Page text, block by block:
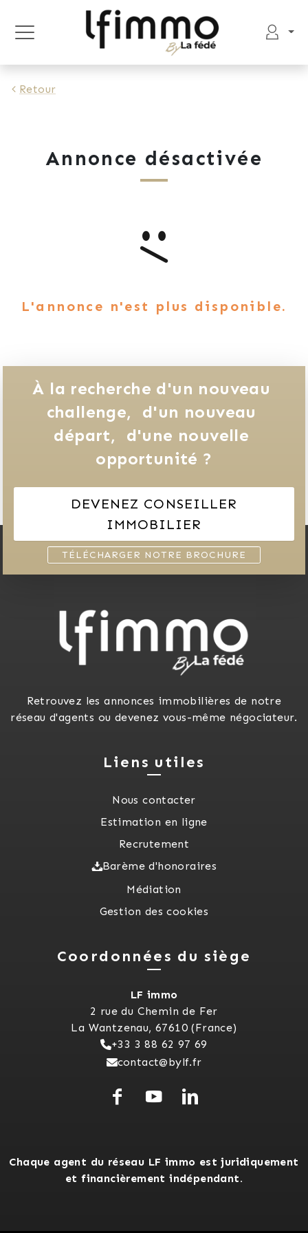
Retour
Annonce désactivée
L'annonce n'est plus disponible.
À la recherche d'un nouveau
challenge,
d'un nouveau
départ,
d'une nouvelle
opportunité ?
DEVENEZ CONSEILLER
IMMOBILIER
TÉLÉCHARGER NOTRE BROCHURE
Retrouvez les annonces immobilières de notre
réseau d'agents ou devenez vous-même négociateur.
Liens utiles
Nous contacter
Estimation en ligne
Recrutement
Barème d'honoraires
Médiation
Gestion des cookies
Coordonnées du siège
LF immo
2 rue du Chemin de Fer
La Wantzenau, 67610 (France)
+33 3 88 62 97 69
contact@bylf.fr
Chaque agent du réseau LF immo est juridiquement
et financièrement indépendant.